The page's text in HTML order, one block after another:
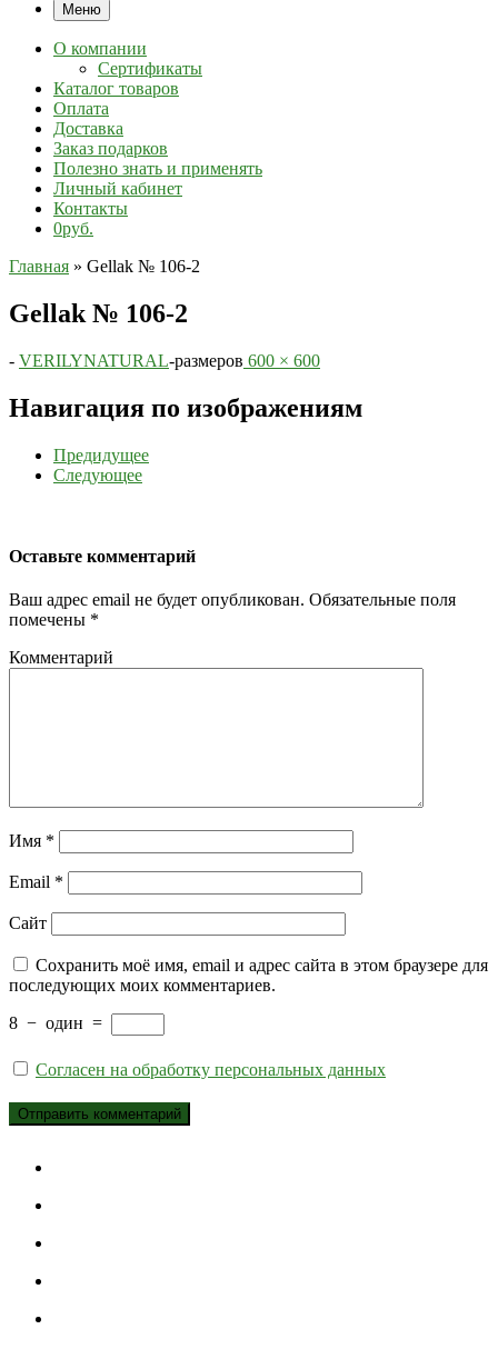
Меню
О компании
Сертификаты
Каталог товаров
Оплата
Доставка
Заказ подарков
Полезно знать и применять
Личный кабинет
Контакты
0руб.
Главная » Gеllak № 106-2
Gеllak № 106-2
- VERILYNATURAL-размеров 600 × 600
Навигация по изображениям
Предидущее
Следующее
Оставьте комментарий
Ваш адрес email не будет опубликован. Обязательные поля
помечены *
Комментарий
Имя *
Email *
Сайт
Сохранить моё имя, email и адрес сайта в этом браузере для
последующих моих комментариев.
8 − один =
Согласен на обработку персональных данных